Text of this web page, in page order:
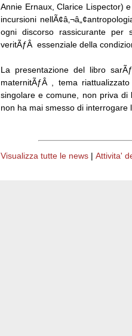
Annie Ernaux, Clarice Lispector)
incursioni
ogni discorso rassicurante per
veritÃƒÂ essenziale della
La presentazione del libro
maternitÃƒÂ , tema
singolare e comune, non priva
non ha mai smesso di interrogare
Visualizza tutte le news | Attivita'